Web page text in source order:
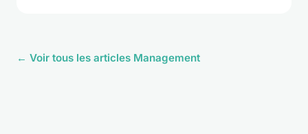
← Voir tous les articles Management